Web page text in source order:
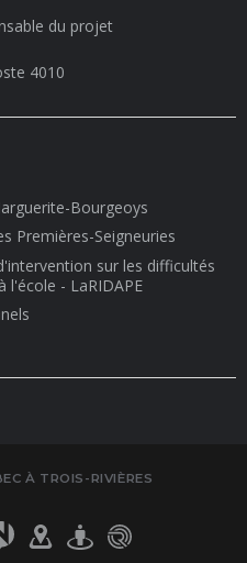
du projet
4010
Bourgeoys
Premières-Seigneuries
sur les difficultés
l'école - LaRIDAPE
À TROIS-RIVIÈRES